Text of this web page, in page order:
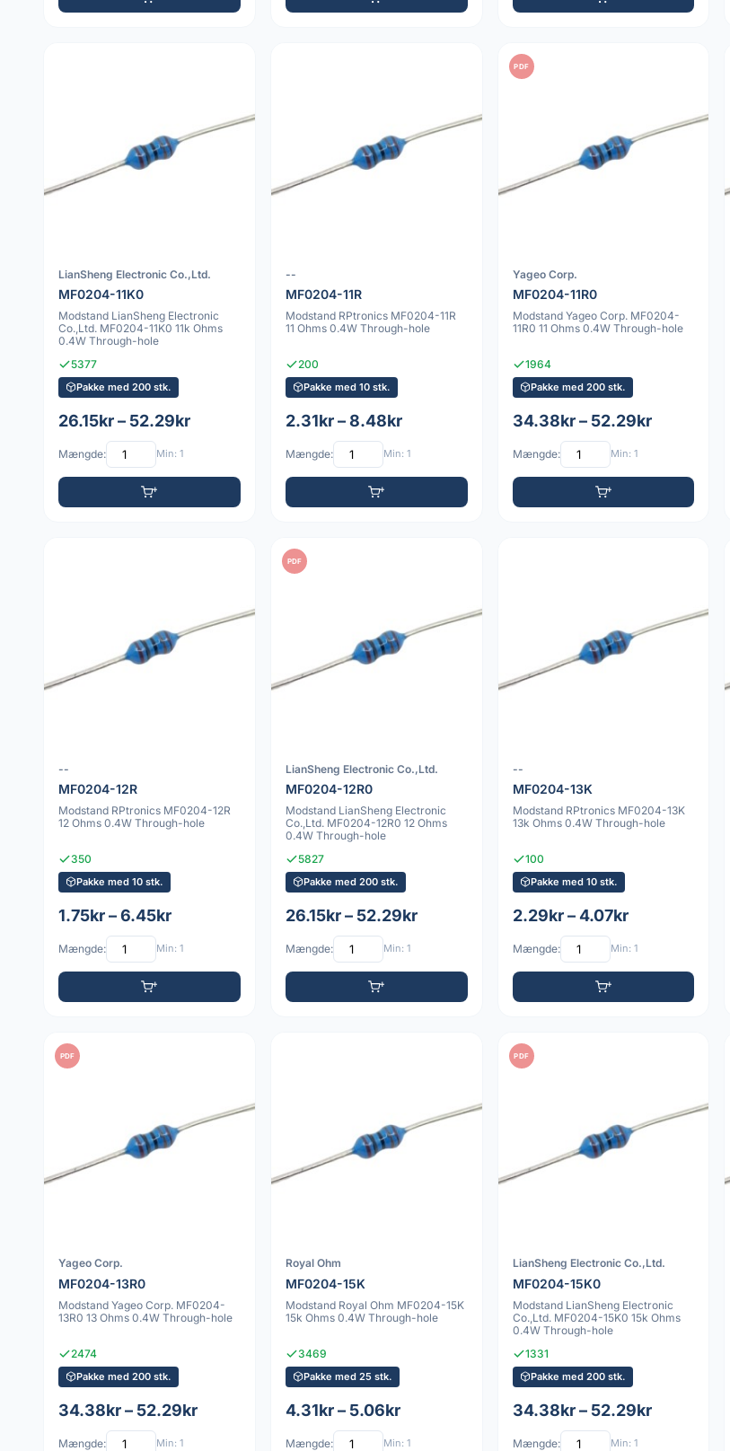
LianSheng Electronic Co.,Ltd.
MF0204-11K0
Modstand LianSheng Electronic
Co.,Ltd. MF0204-11K0 11k Ohms
0.4W Through-hole
5377
Pakke med 200 stk.
26.15kr – 52.29kr
Mængde: Min: 1
--
MF0204-11R
Modstand RPtronics MF0204-11R
11 Ohms 0.4W Through-hole
200
Pakke med 10 stk.
2.31kr – 8.48kr
Mængde: Min: 1
PDF
Yageo Corp.
MF0204-11R0
Modstand Yageo Corp. MF0204-
11R0 11 Ohms 0.4W Through-hole
1964
Pakke med 200 stk.
34.38kr – 52.29kr
Mængde: Min: 1
--
MF0204-12R
Modstand RPtronics MF0204-12R
12 Ohms 0.4W Through-hole
350
Pakke med 10 stk.
1.75kr – 6.45kr
Mængde: Min: 1
PDF
LianSheng Electronic Co.,Ltd.
MF0204-12R0
Modstand LianSheng Electronic
Co.,Ltd. MF0204-12R0 12 Ohms
0.4W Through-hole
5827
Pakke med 200 stk.
26.15kr – 52.29kr
Mængde: Min: 1
--
MF0204-13K
Modstand RPtronics MF0204-13K
13k Ohms 0.4W Through-hole
100
Pakke med 10 stk.
2.29kr – 4.07kr
Mængde: Min: 1
PDF
Yageo Corp.
MF0204-13R0
Modstand Yageo Corp. MF0204-
13R0 13 Ohms 0.4W Through-hole
2474
Pakke med 200 stk.
34.38kr – 52.29kr
Mængde: Min: 1
Royal Ohm
MF0204-15K
Modstand Royal Ohm MF0204-15K
15k Ohms 0.4W Through-hole
3469
Pakke med 25 stk.
4.31kr – 5.06kr
Mængde: Min: 1
PDF
LianSheng Electronic Co.,Ltd.
MF0204-15K0
Modstand LianSheng Electronic
Co.,Ltd. MF0204-15K0 15k Ohms
0.4W Through-hole
1331
Pakke med 200 stk.
34.38kr – 52.29kr
Mængde: Min: 1